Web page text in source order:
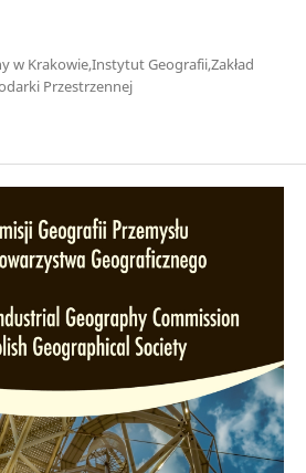
w Krakowie,Instytut Geografii,Zakład
Przestrzennej